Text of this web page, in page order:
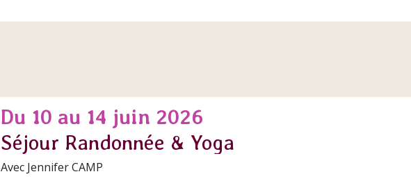
Du 10 au 14 juin 2026
Séjour Randonnée & Yoga
Avec Jennifer CAMP